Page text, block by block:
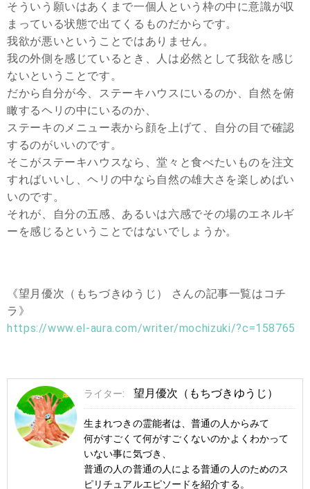
そういう願いはあくまで一個人という枠の中に意識が収
まっている状態で出てくるものだからです。
我欲が悪いということではありません。
我の外側を感じているとき、人は必然として我欲を感じ
ないということです。
だから自分が今、ステーキハウスにいるのか、自然を俯
瞰するヘリの中にいるのか、
ステーキのメニュー表から顔を上げて、自分の目で確認
するのがいいのです。
そこがステーキハウスなら、堂々と食べたいものを注文
すればいいし、ヘリの中なら自然の雄大さを楽しめばい
いのです。
それが、自分の五感、あるいは六感でその場のエネルギ
ーを感じるということではないでしょうか。
《望月優次（もちづきゆうじ） さんの記事一覧はコチ
ラ》
https://www.el-aura.com/writer/mochizuki/?c=158765
ライター: 望月優次（もちづきゆうじ）
生まれつきの霊能者は、普通の人からみて
何がすごくて何がすごくないのかよくわかって
いない事に気づき、
普通の人の普通の人による普通の人のためのス
ピリチュアルエピソードを紹介する。